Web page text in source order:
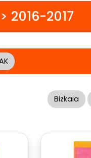
2016-2017
Bizkaia